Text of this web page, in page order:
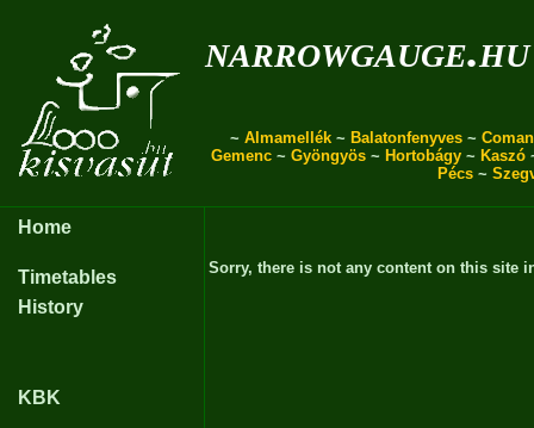
narrowgauge.hu
~ Almamellék ~ Balatonfenyves ~
Gemenc ~ Gyöngyös ~ Hortobágy ~ Kaszó
Pécs ~
Home
Timetables
History
KBK
Sorry, there is not any content on this site